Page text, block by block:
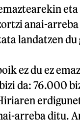
anai-
landatzen
ez du ez
da: 76.000
arreba ditu.